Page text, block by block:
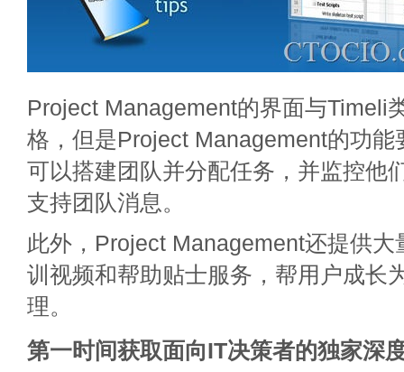
Project Management的界面与Timeli
格，但是Project Management的功能
可以搭建团队并分配任务，并监控他
支持团队消息。
此外，Project Management还提供大
训视频和帮助贴士服务，帮用户成长
理。
第一时间获取面向IT决策者的独家深